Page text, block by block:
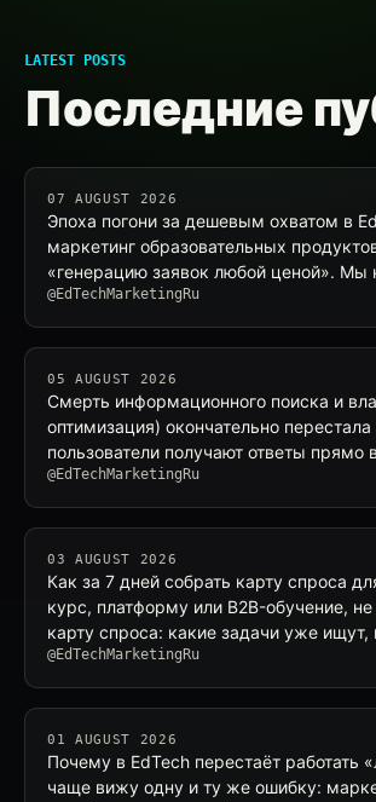
LATEST POSTS
Последние
07 AUGUST 2026
Эпоха погони за дешевым охватом в
маркетинг образовательных
«генерацию заявок любой ценой».
@EdTechMarketingRu
05 AUGUST 2026
Смерть информационного поиска и
оптимизация) окончательно
пользователи получают ответы
@EdTechMarketingRu
03 AUGUST 2026
Как за 7 дней собрать карту спроса
курс, платформу или B2B-обучение,
карту спроса: какие задачи уже
@EdTechMarketingRu
01 AUGUST 2026
Почему в EdTech перестаёт работать
чаще вижу одну и ту же ошибку: